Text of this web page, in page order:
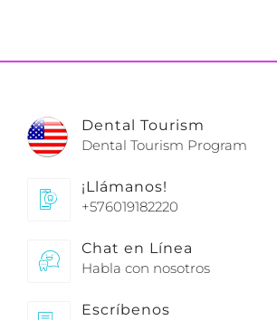
Dental Tourism
Dental Tourism Program
¡Llámanos!
+576019182220
Chat en Línea
Habla con nosotros
Escríbenos